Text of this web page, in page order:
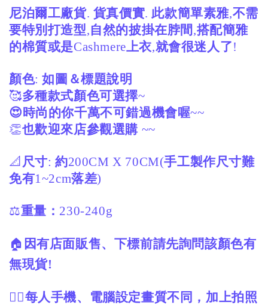
尼泊爾工廠貨. 貨真價實.此款簡單素雅,不需
要特別打造型,自然的披掛在脖間 ,搭配簡雅
的棉質或是Cashmere上衣,就會很迷人了!
顏色:如圖＆標題說明
🥰多種款式顏色可選擇~
😍時尚的你千萬不可錯過機會喔~~
👏也歡迎來店參觀選購 ~~
📐 尺寸:約200CM X 70CM(手工製作尺寸難
免有1~2cm落差)
⚖️重量： 230-240g
🏠 因有店面販售、下標前請先詢問該顏色有
無現貨!
🙋‍♀️每人手機、電腦設定畫質不同，加上拍照